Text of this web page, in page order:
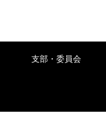
支部・委員会